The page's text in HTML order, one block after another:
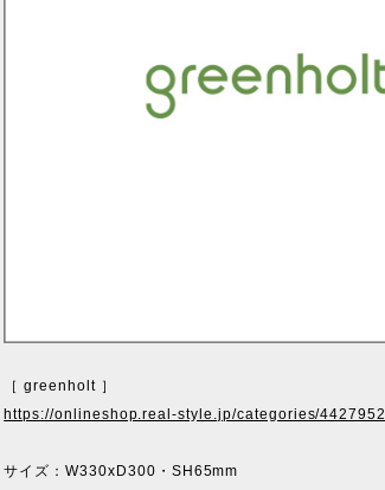
［ greenholt ］
https://onlineshop.real-style.jp/categories/4427952
サイズ：W330xD300・SH65mm